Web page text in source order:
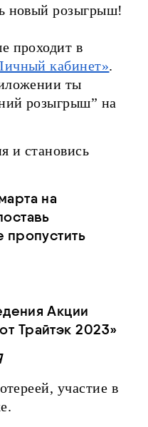
новый розыгрыш!
проходит в
кабинет».
ты
розыгрыш” на
и становись
на
пропустить
Акции
Трайтэк 2023»
участие в